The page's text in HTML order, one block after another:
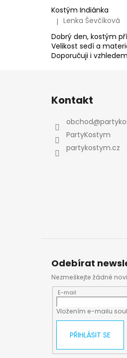
Kostým Indiánka
Hodnocení produktu
| Lenka Ševčíková
Dobrý den, kostým
Velikost sedí a
Doporučuji i
Odebírat
Nezmeškejte žádné
E-mail
Vložením e-mailu
PŘIHLÁSIT SE
Kontakt
obchod@
PartyKostym
partykostym.cz